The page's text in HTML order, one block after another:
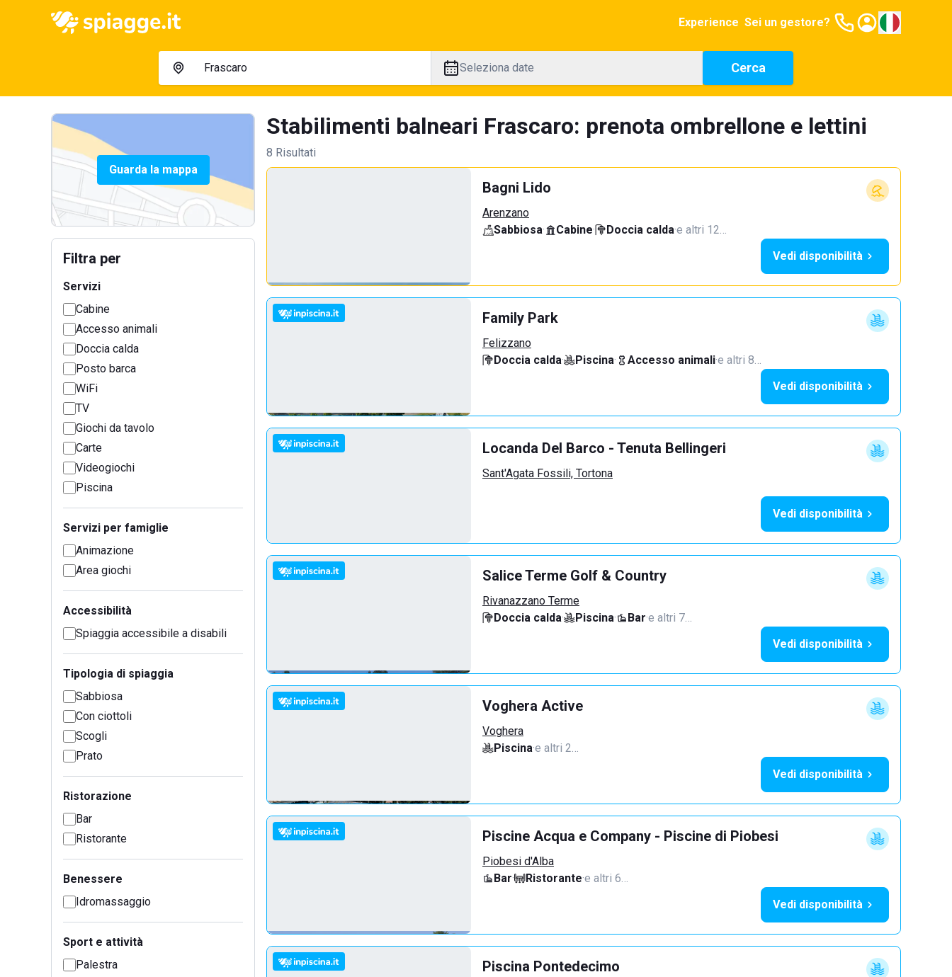
Experience Sei un gestore?
Seleziona date Cerca
Guarda la mappa
Filtra per
Servizi
Cabine
Accesso animali
Doccia calda
Posto barca
WiFi
TV
Giochi da tavolo
Carte
Videogiochi
Piscina
Servizi per famiglie
Animazione
Area giochi
Accessibilità
Spiaggia accessibile a disabili
Tipologia di spiaggia
Sabbiosa
Con ciottoli
Scogli
Prato
Ristorazione
Bar
Ristorante
Benessere
Idromassaggio
Sport e attività
Palestra
Stabilimenti balneari Frascaro: prenota ombrellone e lettini
8 Risultati
Bagni Lido
Arenzano
Sabbiosa· Cabine· Doccia calda·e altri 12…
Vedi disponibilità
Family Park
Felizzano
Doccia calda· Piscina· Accesso animali·e altri 8…
Vedi disponibilità
Locanda Del Barco - Tenuta Bellingeri
Sant'Agata Fossili, Tortona
Vedi disponibilità
Salice Terme Golf & Country
Rivanazzano Terme
Doccia calda· Piscina· Bar·e altri 7…
Vedi disponibilità
Voghera Active
Voghera
Piscina·e altri 2…
Vedi disponibilità
Piscine Acqua e Company - Piscine di Piobesi
Piobesi d'Alba
Bar· Ristorante·e altri 6…
Vedi disponibilità
Piscina Pontedecimo